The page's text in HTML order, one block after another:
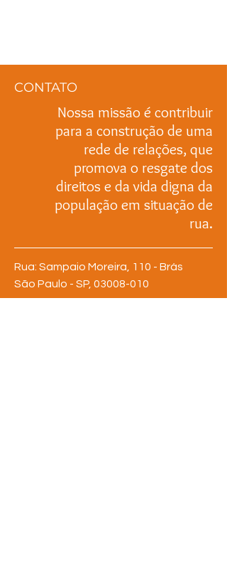
CONTATO
Nossa missão é contribuir
para a construção de uma
rede de relações, que
promova o resgate dos
direitos e da vida digna da
população em situação de
rua.
Rua: Sampaio Moreira, 110 - Brás
São Paulo - SP, 03008-010